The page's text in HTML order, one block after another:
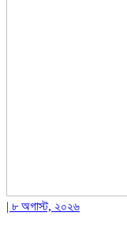
| ৮ অগাস্ট, ২০২৬